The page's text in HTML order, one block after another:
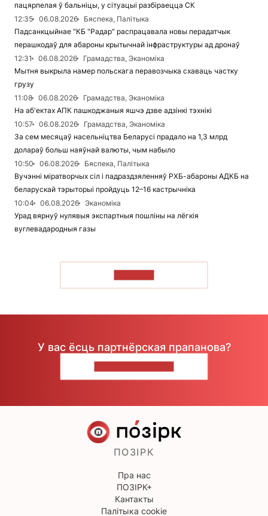
пацярпелая ў бальніцы, у сітуацыі разбіраецца СК
12:35
06.08.2026
Бяспека, Палітыка
Падсанкцыйнае "КБ "Радар" распрацавала новы перадатчык
перашкодаў для абароны крытычнай інфраструктуры ад дронаў
12:31
06.08.2026
Грамадства, Эканоміка
Мытня выкрыла намер польскага перавозчыка схаваць частку
грузу
11:08
06.08.2026
Грамадства, Эканоміка
На аб'ектах АПК пашкоджаныя яшчэ дзве адзінкі тэхнікі
10:57
06.08.2026
Грамадства, Эканоміка
За сем месяцаў насельніцтва Беларусі прадало на 1,3 млрд
долараў больш наяўнай валюты, чым набыло
10:50
06.08.2026
Бяспека, Палітыка
Вучэнні міратворчых сіл і падраздзяленняў РХБ-абароны АДКБ на
беларускай тэрыторыі пройдуць 12–16 кастрычніка
10:04
06.08.2026
Эканоміка
Урад вярнуў нулявыя экспартныя пошліны на лёгкія
вуглевадародныя газы
У вас ёсць партнёрская прапанова?
ПОЗІРК
Пра нас
ПОЗІРК+
Кантакты
Палітыка cookie